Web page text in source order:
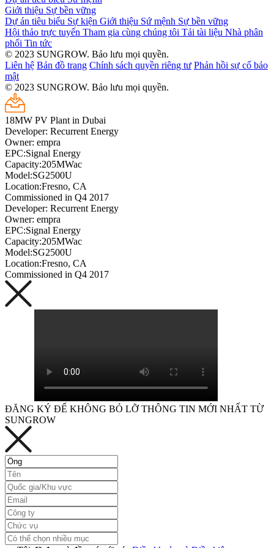
Giới thiệu Sự bền vững
Dự án tiêu biểu Sự kiện Giới thiệu Sứ mệnh Sự bền vững
Hội thảo trực tuyến Tham gia cùng chúng tôi Tải tài liệu Nhà phân
phối Tin tức
© 2023 SUNGROW. Bảo lưu mọi quyền.
Liên hệ Bản đồ trang Chính sách quyền riêng tư Phản hồi sự cố bảo
mật
© 2023 SUNGROW. Bảo lưu mọi quyền.
18MW PV Plant in Dubai
Developer: Recurrent Energy
Owner: empra
EPC:Signal Energy
Capacity:205MWac
Model:SG2500U
Location:Fresno, CA
Commissioned in Q4 2017
Developer: Recurrent Energy
Owner: empra
EPC:Signal Energy
Capacity:205MWac
Model:SG2500U
Location:Fresno, CA
Commissioned in Q4 2017
ĐĂNG KÝ ĐỂ KHÔNG BỎ LỠ THÔNG TIN MỚI NHẤT TỪ
SUNGROW